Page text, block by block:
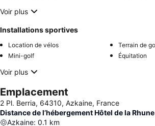
Voir plus
Installations sportives
Location de vélos
Terrain de
Mini-golf
Équitation
Voir plus
Emplacement
2 Pl. Berria, 64310, Azkaine, France
Distance de l’hébergement Hôtel de la Rhune
Azkaine: 0.1 km